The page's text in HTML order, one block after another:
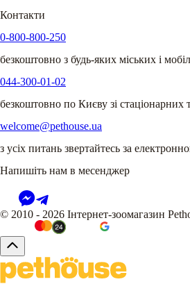
Контакти
0-800-800-250
безкоштовно з будь-яких міських і
044-300-01-02
безкоштовно по Києву зі стаціонарних
welcome@pethouse.ua
з усіх питань звертайтесь за
Напишіть нам в месенджер
© 2010 - 2026 Інтернет-зоомагазин